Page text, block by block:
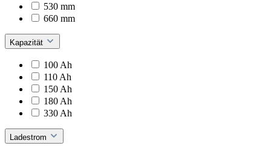
530 mm
660 mm
Kapazität
100 Ah
110 Ah
150 Ah
180 Ah
330 Ah
Ladestrom